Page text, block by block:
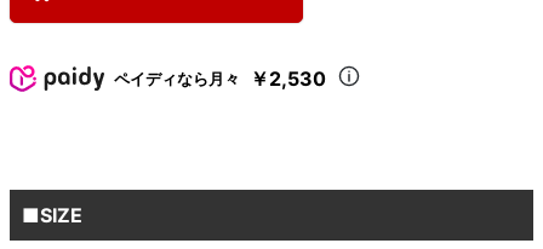
ペイディなら月々 ￥2,530
■SIZE